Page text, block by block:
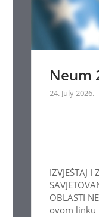
Neum
24. July 2026.
IZVJEŠTAJ I
OBLASTI
ovom linku